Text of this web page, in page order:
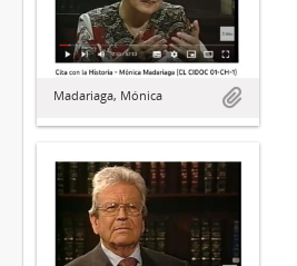
Madariaga, Mónica